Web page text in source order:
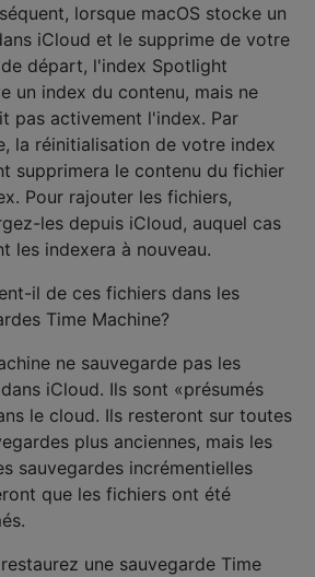
lorsque macOS stocke un
iCloud et le supprime de votre
départ, l'index Spotlight
un index du contenu, mais ne
pas activement l'index. Par
la réinitialisation de votre index
supprimera le contenu du fichier
Pour rajouter les fichiers,
les depuis iCloud, auquel cas
les indexera à nouveau.
il de ces fichiers dans les
Time Machine?
ne sauvegarde pas les
iCloud. Ils sont «présumés
le cloud. Ils resteront sur toutes
plus anciennes, mais les
sauvegardes incrémentielles
que les fichiers ont été
une sauvegarde Time